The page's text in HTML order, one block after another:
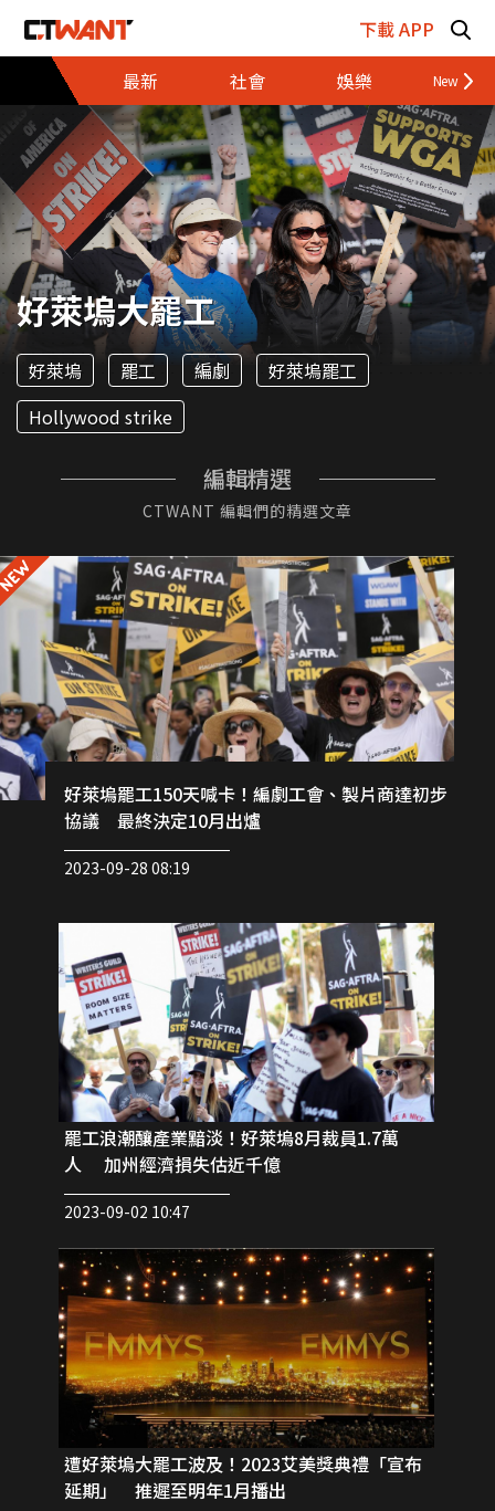
下載 APP
最新
社會 娛樂 財經
好萊塢大罷工
好萊塢 罷工 編劇
好萊塢罷工
Hollywood strike
編輯精選
CTWANT 編輯們的精選文章
好萊塢罷工150天喊卡！編劇工會、製片商達初步
協議 最終決定10月出爐
2023-09-28 08:19
罷工浪潮釀產業黯淡！好萊塢8月裁員1.7萬
人 加州經濟損失估近千億
2023-09-02 10:47
遭好萊塢大罷工波及！2023艾美獎典禮「宣布
延期」 推遲至明年1月播出